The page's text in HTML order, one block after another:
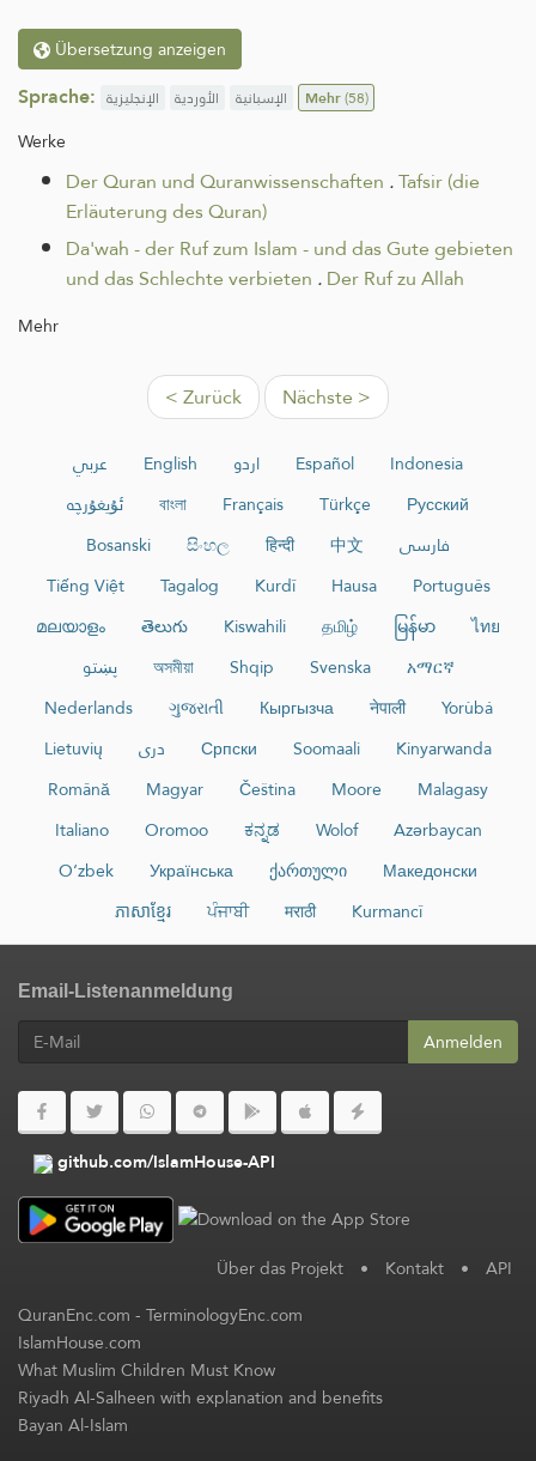
Übersetzung anzeigen
Sprache: الإنجليزية الأوردية الإسبانية Mehr(58)
Werke
Der Quran und Quranwissenschaften .Tafsir (die
Erläuterung des Quran)
Da'wah - der Ruf zum Islam - und das Gute gebieten
und das Schlechte verbieten .Der Ruf zu Allah
Mehr
< Zurück Nächste >
عربي English اردو Español
Indonesia
ئۇيغۇرچە
বাংলা Français Türkçe
Русский
Bosanski
සිංහල हिन्दी 中文
فارسی
Tiếng Việt
Tagalog Kurdî Hausa
Português
മലയാളം
తెలుగు Kiswahili தமிழ் မြန်မာ
ไทย
پښتو
অসমীয়া Shqip Svenska
አማርኛ
Nederlands
ગુજરાતી Кыргызча नेपाली
Yorùbá
Lietuvių
دری Српски Soomaali
Kinyarwanda
Română
Magyar Čeština Moore
Malagasy
Italiano
Oromoo ಕನ್ನಡ Wolof
Azərbaycan
O‘zbek
Українська ქართული
Македонски
ភាសាខ្មែរ
ਪੰਜਾਬੀ मराठी Kurmancî
Email-Listenanmeldung
Anmelden
github.com/IslamHouse-API
Über das Projekt • Kontakt • API
QuranEnc.com-TerminologyEnc.com
IslamHouse.com
What Muslim Children Must Know
Riyadh Al-Salheen with explanation and benefits
Bayan Al-Islam